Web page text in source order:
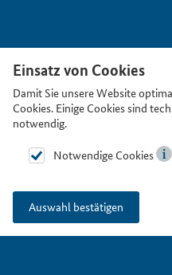
Einsatz von Cookies
Damit Sie unsere Website
Cookies. Einige Cookies sind
notwendig.
Notwendige Cookies
Auswahl bestätigen